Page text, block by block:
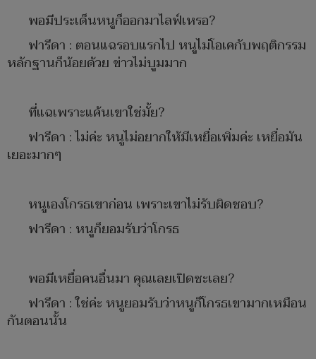
พอมีประเด็นหนูก็ออกมาไลฟ์เหรอ?
ฟารีดา : ตอนแฉรอบแรกไป หนูไม่โอเคกับพฤติกรรม
หลักฐานก็น้อยด้วย ข่าวไม่บูมมาก
ที่แฉเพราะแค้นเขาใช่มั้ย?
ฟารีดา : ไม่ค่ะ หนูไม่อยากให้มีเหยื่อเพิ่มค่ะ เหยื่อมัน
เยอะมากๆ
หนูเองโกรธเขาก่อน เพราะเขาไม่รับผิดชอบ?
ฟารีดา : หนูก็ยอมรับว่าโกรธ
พอมีเหยื่อคนอื่นมา คุณเลยเปิดซะเลย?
ฟารีดา : ใช่ค่ะ หนูยอมรับว่าหนูก็โกรธเขามากเหมือน
กันตอนนั้น